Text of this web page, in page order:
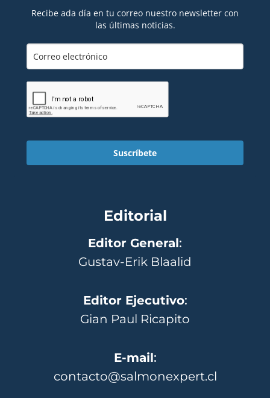
Recibe ada día en tu correo nuestro newsletter con
las últimas noticias.
Suscríbete
Editorial
Editor General:
Gustav-Erik Blaalid
Editor Ejecutivo:
Gian Paul Ricapito
E-mail:
contacto@salmonexpert.cl